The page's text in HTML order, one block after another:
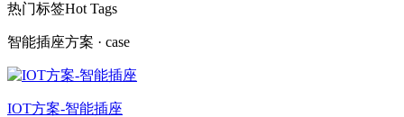
热门标签Hot Tags
智能插座方案 · case
IOT方案-智能插座